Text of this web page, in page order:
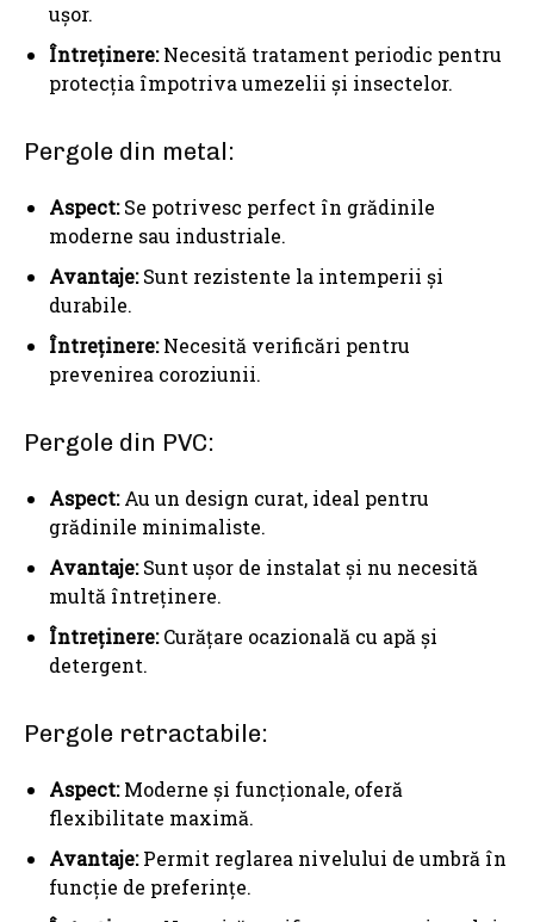
ușor.
Întreținere:Necesită tratament periodic pentru
protecția împotriva umezelii și insectelor.
Pergole din metal:
Aspect:Se potrivesc perfect în grădinile
moderne sau industriale.
Avantaje:Sunt rezistente la intemperii și
durabile.
Întreținere:Necesită verificări pentru
prevenirea coroziunii.
Pergole din PVC:
Aspect:Au un design curat, ideal pentru
grădinile minimaliste.
Avantaje:Sunt ușor de instalat și nu necesită
multă întreținere.
Întreținere:Curățare ocazională cu apă și
detergent.
Pergole retractabile:
Aspect:Moderne și funcționale, oferă
flexibilitate maximă.
Avantaje:Permit reglarea nivelului de umbră în
funcție de preferințe.